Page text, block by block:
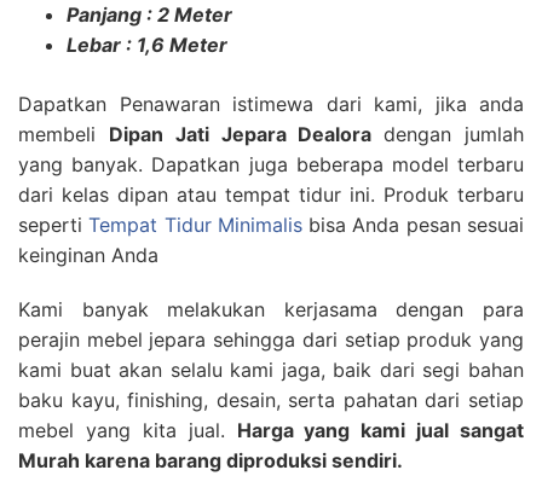
Panjang : 2 Meter
Lebar : 1,6 Meter
Dapatkan Penawaran istimewa dari kami, jika anda
membeli Dipan Jati Jepara Dealoradengan jumlah
yang banyak. Dapatkan juga beberapa model terbaru
dari kelas dipan atau tempat tidur ini. Produk terbaru
sepertiTempat Tidur Minimalisbisa Anda pesan sesuai
keinginan Anda
Kami banyak melakukan kerjasama dengan para
perajin mebel jepara sehingga dari setiap produk yang
kami buat akan selalu kami jaga, baik dari segi bahan
baku kayu, finishing, desain, serta pahatan dari setiap
mebel yang kita jual. Harga yang kami jual sangat
Murah karena barang diproduksi sendiri.